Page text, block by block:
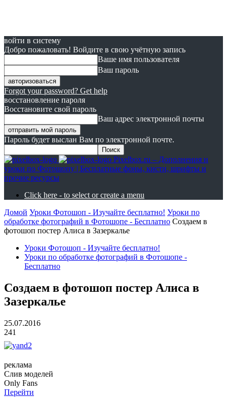
войти в систему
Добро пожаловать! Войдите в свою учётную запись
Ваше имя пользователя
Ваш пароль
Forgot your password? Get help
восстановление пароля
Восстановите свой пароль
Ваш адрес электронной почты
Пароль будет выслан Вам по электронной почте.
Pixelbox.ru – Дополнения и
уроки по Фотошопу | Бесплатные фоны, кисти, шрифты и
прочие ресурсы
Click here - to select or create a menu
Домой Уроки Фотошоп - Изучайте бесплатно! Уроки по
обработке фотографий в Фотошопе - Бесплатно Создаем в
фотошоп постер Алиса в Зазеркалье
Уроки Фотошоп - Изучайте бесплатно!
Уроки по обработке фотографий в Фотошопе -
Бесплатно
Создаем в фотошоп постер Алиса в
Зазеркалье
25.07.2016
241
реклама
Слив моделей
Only Fans
Перейти